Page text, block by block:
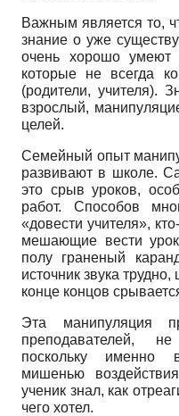
Важным является то,
знание о уже
очень хорошо умеют
которые не всегда
(родители, учителя).
взрослый,
целей.
Семейный опыт
развивают в школе.
это срыв уроков,
работ. Способов
«довести учителя»,
мешающие вести
полу граненый
источник звука
конце концов
Эта манипуляция
преподавателей,
поскольку именно
мишенью
ученик знал, как
чего хотел.